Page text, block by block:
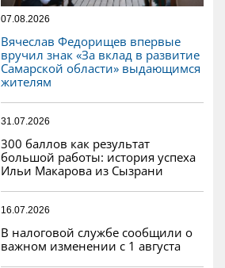
07.08.2026
Вячеслав Федорищев впервые
вручил знак «За вклад в развитие
Самарской области» выдающимся
жителям
31.07.2026
300 баллов как результат
большой работы: история успеха
Ильи Макарова из Сызрани
16.07.2026
В налоговой службе сообщили о
важном изменении с 1 августа